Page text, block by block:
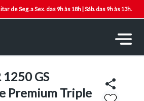
de Seg. a Sex. das 9h às 18h | Sáb. das 9h às 13h.
1250 GS
Premium Triple